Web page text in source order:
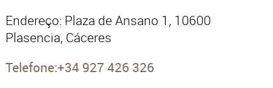
Endereço: Plaza de Ansano 1, 10600
Plasencia, Cáceres
Telefone:+34 927 426 326